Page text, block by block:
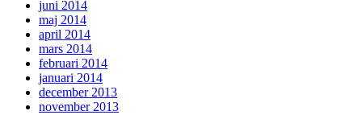
juni 2014
maj 2014
april 2014
mars 2014
februari 2014
januari 2014
december 2013
november 2013